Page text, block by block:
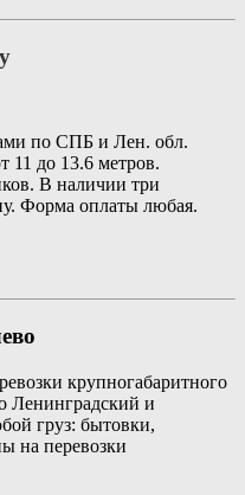
по СПБ и Лен. обл.
11 до 13.6 метров.
В наличии три
Форма оплаты любая.
крупногабаритного
Ленинградский и
груз: бытовки,
на перевозки